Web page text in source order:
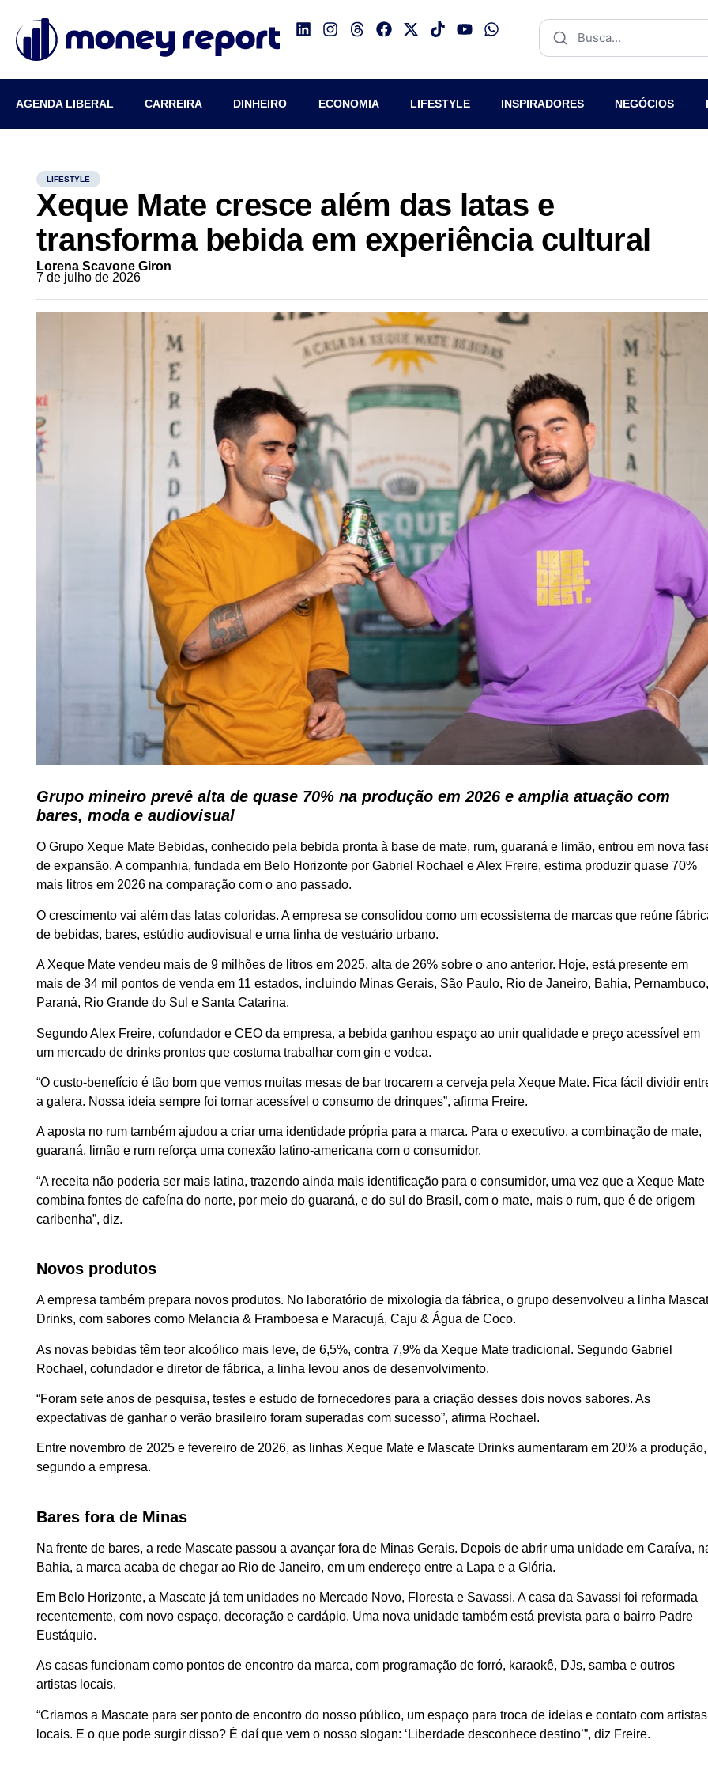
AGENDA LIBERAL CARREIRA DINHEIRO ECONOMIA LIFESTYLE INSPIRADORES NEGÓCIOS
LIFESTYLE
Xeque Mate cresce além das latas e
transforma bebida em experiência cultural
Lorena Scavone Giron
7 de julho de 2026
Grupo mineiro prevê alta de quase 70% na produção em 2026 e amplia atuação com
bares, moda e audiovisual
O Grupo Xeque Mate Bebidas, conhecido pela bebida pronta à base de mate, rum, guaraná e limão, entrou em nova
de expansão. A companhia, fundada em Belo Horizonte por Gabriel Rochael e Alex Freire, estima produzir quase 70%
mais litros em 2026 na comparação com o ano passado.
O crescimento vai além das latas coloridas. A empresa se consolidou como um ecossistema de marcas que reúne
de bebidas, bares, estúdio audiovisual e uma linha de vestuário urbano.
A Xeque Mate vendeu mais de 9 milhões de litros em 2025, alta de 26% sobre o ano anterior. Hoje, está presente em
mais de 34 mil pontos de venda em 11 estados, incluindo Minas Gerais, São Paulo, Rio de Janeiro, Bahia,
Paraná, Rio Grande do Sul e Santa Catarina.
Segundo Alex Freire, cofundador e CEO da empresa, a bebida ganhou espaço ao unir qualidade e preço acessível em
um mercado de drinks prontos que costuma trabalhar com gin e vodca.
“O custo-benefício é tão bom que vemos muitas mesas de bar trocarem a cerveja pela Xeque Mate. Fica fácil dividir
a galera. Nossa ideia sempre foi tornar acessível o consumo de drinques”, afirma Freire.
A aposta no rum também ajudou a criar uma identidade própria para a marca. Para o executivo, a combinação de mate,
guaraná, limão e rum reforça uma conexão latino-americana com o consumidor.
“A receita não poderia ser mais latina, trazendo ainda mais identificação para o consumidor, uma vez que a Xeque Mate
combina fontes de cafeína do norte, por meio do guaraná, e do sul do Brasil, com o mate, mais o rum, que é de origem
caribenha”, diz.
Novos produtos
A empresa também prepara novos produtos. No laboratório de mixologia da fábrica, o grupo desenvolveu a linha
Drinks, com sabores como Melancia & Framboesa e Maracujá, Caju & Água de Coco.
As novas bebidas têm teor alcoólico mais leve, de 6,5%, contra 7,9% da Xeque Mate tradicional. Segundo Gabriel
Rochael, cofundador e diretor de fábrica, a linha levou anos de desenvolvimento.
“Foram sete anos de pesquisa, testes e estudo de fornecedores para a criação desses dois novos sabores. As
expectativas de ganhar o verão brasileiro foram superadas com sucesso”, afirma Rochael.
Entre novembro de 2025 e fevereiro de 2026, as linhas Xeque Mate e Mascate Drinks aumentaram em 20% a produção,
segundo a empresa.
Bares fora de Minas
Na frente de bares, a rede Mascate passou a avançar fora de Minas Gerais. Depois de abrir uma unidade em Caraíva,
Bahia, a marca acaba de chegar ao Rio de Janeiro, em um endereço entre a Lapa e a Glória.
Em Belo Horizonte, a Mascate já tem unidades no Mercado Novo, Floresta e Savassi. A casa da Savassi foi reformada
recentemente, com novo espaço, decoração e cardápio. Uma nova unidade também está prevista para o bairro Padre
Eustáquio.
As casas funcionam como pontos de encontro da marca, com programação de forró, karaokê, DJs, samba e outros
artistas locais.
“Criamos a Mascate para ser ponto de encontro do nosso público, um espaço para troca de ideias e contato com artistas
locais. E o que pode surgir disso? É daí que vem o nosso slogan: ‘Liberdade desconhece destino’”, diz Freire.